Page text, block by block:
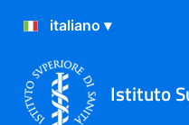
Istituto